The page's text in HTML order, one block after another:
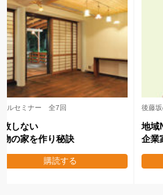
メールセミナー 全7回
失敗しない
本物の家を作り秘訣
購読する